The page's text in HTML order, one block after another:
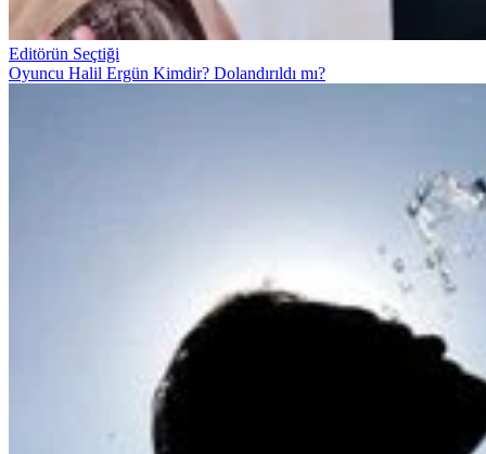
Editörün Seçtiği
Oyuncu Halil Ergün Kimdir? Dolandırıldı mı?